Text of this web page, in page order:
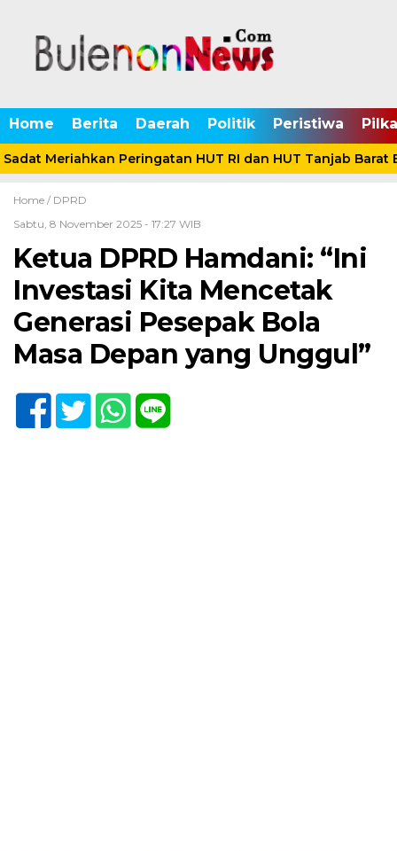
Home Berita Daerah Politik Peristiwa
Meriahkan Peringatan HUT RI dan HUT Tanjab Barat
Home / DPRD
Sabtu, 8 November 2025 - 17:27 WIB
Ketua DPRD Hamdani: “Ini
Investasi Kita Mencetak
Generasi Pesepak Bola
Masa Depan yang Unggul”